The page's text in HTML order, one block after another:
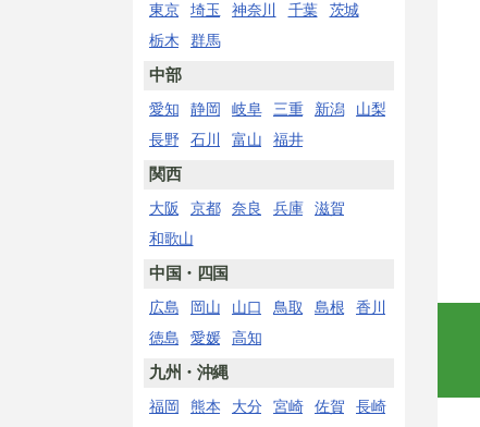
東京 埼玉 神奈川 千葉
茨城
栃木
群馬
中部
愛知 静岡 岐阜 三重 新潟
山梨
長野
石川 富山 福井
関西
大阪 京都 奈良 兵庫
滋賀
和歌山
中国・四国
広島 岡山 山口 鳥取 島根
香川
徳島
愛媛 高知
九州・沖縄
福岡 熊本 大分 宮崎 佐賀
長崎